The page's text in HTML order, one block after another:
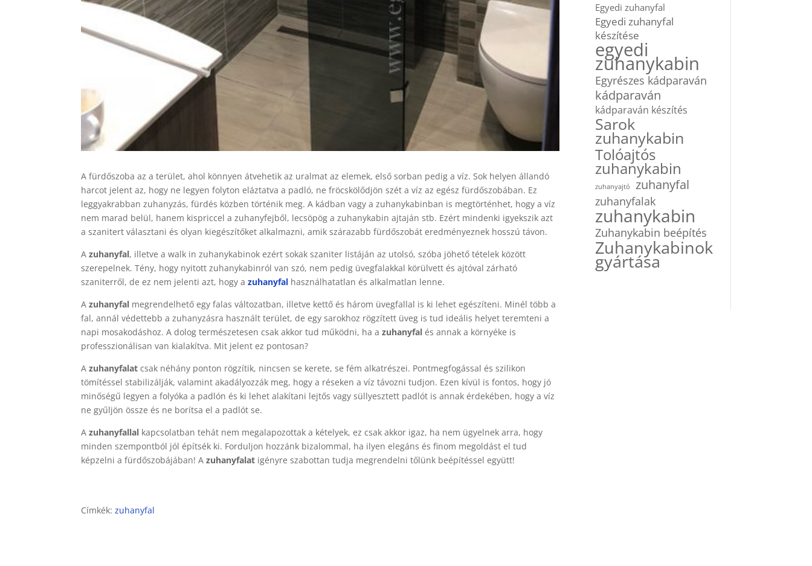
A fürdőszoba az a terület, ahol könnyen átvehetik az uralmat az elemek, első sorban pedig a víz. Sok helyen állandó
harcot jelent az, hogy ne legyen folyton eláztatva a padló, ne fröcskölődjön szét a víz az egész fürdőszobában. Ez
leggyakrabban zuhanyzás, fürdés közben történik meg. A kádban vagy a zuhanykabinban is megtörténhet, hogy a víz
nem marad belül, hanem kispriccel a zuhanyfejből, lecsöpög a zuhanykabin ajtaján stb. Ezért mindenki igyekszik azt
a szanitert választani és olyan kiegészítőket alkalmazni, amik szárazabb fürdőszobát eredményeznek hosszú távon.
Azuhanyfal, illetve a walk in zuhanykabinok ezért sokak szaniter listáján az utolsó, szóba jöhető tételek között
szerepelnek. Tény, hogy nyitott zuhanykabinról van szó, nem pedig üvegfalakkal körülvett és ajtóval zárható
szaniterről, de ez nem jelenti azt, hogy azuhanyfal használhatatlan és alkalmatlan lenne.
Azuhanyfal megrendelhető egy falas változatban, illetve kettő és három üvegfallal is ki lehet egészíteni. Minél több a
fal, annál védettebb a zuhanyzásra használt terület, de egy sarokhoz rögzített üveg is tud ideális helyet teremteni a
napi mosakodáshoz. A dolog természetesen csak akkor tud működni, ha azuhanyfal és annak a környéke is
professzionálisan van kialakítva. Mit jelent ez pontosan?
A zuhanyfalat csak néhány ponton rögzítik, nincsen se kerete, se fém alkatrészei. Pontmegfogással és szilikon
tömítéssel stabilizálják, valamint akadályozzák meg, hogy a réseken a víz távozni tudjon. Ezen kívül is fontos, hogy jó
minőségű legyen a folyóka a padlón és ki lehet alakítani lejtős vagy süllyesztett padlót is annak érdekében, hogy a víz
ne gyűljön össze és ne borítsa el a padlót se.
A zuhanyfallal kapcsolatban tehát nem megalapozottak a kételyek, ez csak akkor igaz, ha nem ügyelnek arra, hogy
minden szempontból jól építsék ki. Forduljon hozzánk bizalommal, ha ilyen elegáns és finom megoldást el tud
képzelni a fürdőszobájában! Azuhanyfalat igényre szabottan tudja megrendelni tőlünk beépítéssel együtt!
Címkék:zuhanyfal
Egyedi zuhanyfal
Egyedi zuhanyfal
készítése
egyedi
zuhanykabin
Egyrészes kádparaván
kádparaván
kádparaván készítés
Sarok
zuhanykabin
Tolóajtós
zuhanykabin
zuhanyajtó zuhanyfal
zuhanyfalak
zuhanykabin
Zuhanykabin beépítés
Zuhanykabinok
gyártása